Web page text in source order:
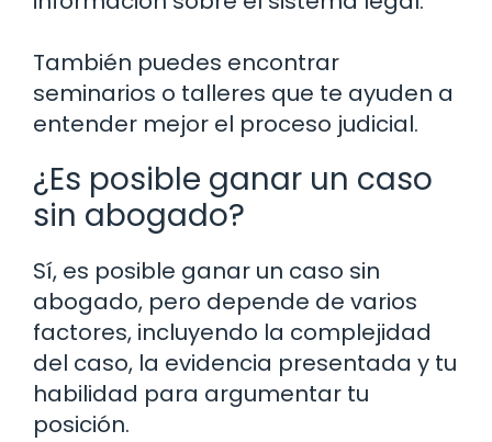
También puedes encontrar
seminarios o talleres que te ayuden a
entender mejor el proceso judicial.
¿Es posible ganar un caso
sin abogado?
Sí, es posible ganar un caso sin
abogado, pero depende de varios
factores, incluyendo la complejidad
del caso, la evidencia presentada y tu
habilidad para argumentar tu
posición.